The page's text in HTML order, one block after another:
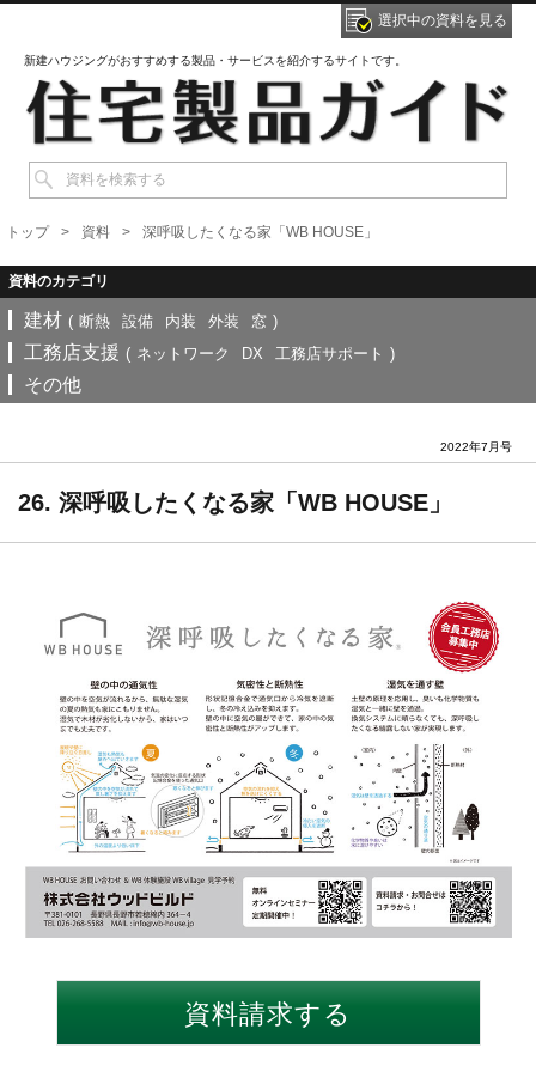
新建ハウジングがおすすめする製品・サービスを紹介するサイトです。
選択中の資料を見る
トップ 資料 深呼吸したくなる家「WB HOUSE」
建材 ( 断熱 設備 内装 外装 窓 )
工務店支援 ( ネットワーク DX 工務店サポート )
その他
2022年7月号
26. 深呼吸したくなる家「WB HOUSE」